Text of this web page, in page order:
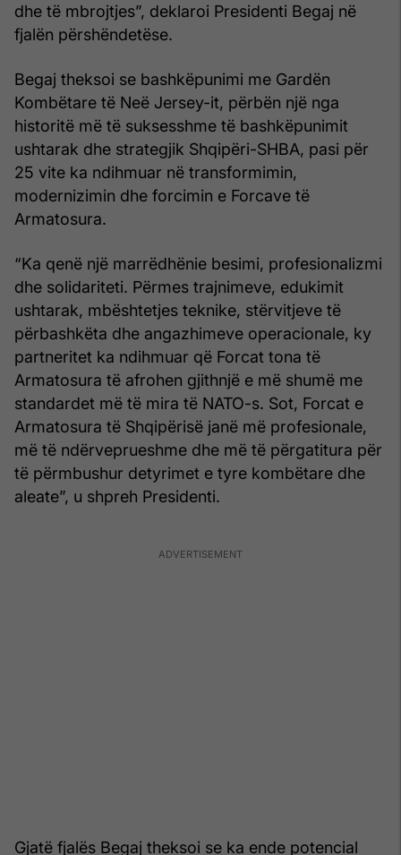
dhe të mbrojtjes”, deklaroi Presidenti Begaj në
fjalën përshëndetëse.
Begaj theksoi se bashkëpunimi me Gardën
Kombëtare të Neë Jersey-it, përbën një nga
historitë më të suksesshme të bashkëpunimit
ushtarak dhe strategjik Shqipëri-SHBA, pasi për
25 vite ka ndihmuar në transformimin,
modernizimin dhe forcimin e Forcave të
Armatosura.
“Ka qenë një marrëdhënie besimi, profesionalizmi
dhe solidariteti. Përmes trajnimeve, edukimit
ushtarak, mbështetjes teknike, stërvitjeve të
përbashkëta dhe angazhimeve operacionale, ky
partneritet ka ndihmuar që Forcat tona të
Armatosura të afrohen gjithnjë e më shumë me
standardet më të mira të NATO-s. Sot, Forcat e
Armatosura të Shqipërisë janë më profesionale,
më të ndërveprueshme dhe më të përgatitura për
të përmbushur detyrimet e tyre kombëtare dhe
aleate”, u shpreh Presidenti.
Gjatë fjalës Begaj theksoi se ka ende potencial